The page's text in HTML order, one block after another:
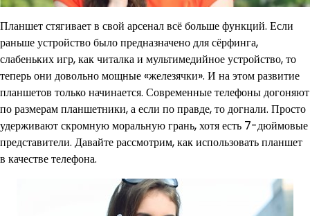
Планшет стягивает в свой арсенал всё больше функций. Если
раньше устройство было предназначено для сёрфинга,
слабеньких игр, как читалка и мультимедийное устройство, то
теперь они довольно мощные «железячки». И на этом развитие
планшетов только начинается. Современные телефоны догоняют
по размерам планшетники, а если по правде, то догнали. Просто
удерживают скромную моральную грань, хотя есть 7-дюймовые
представители. Давайте рассмотрим, как использовать планшет
в качестве телефона.